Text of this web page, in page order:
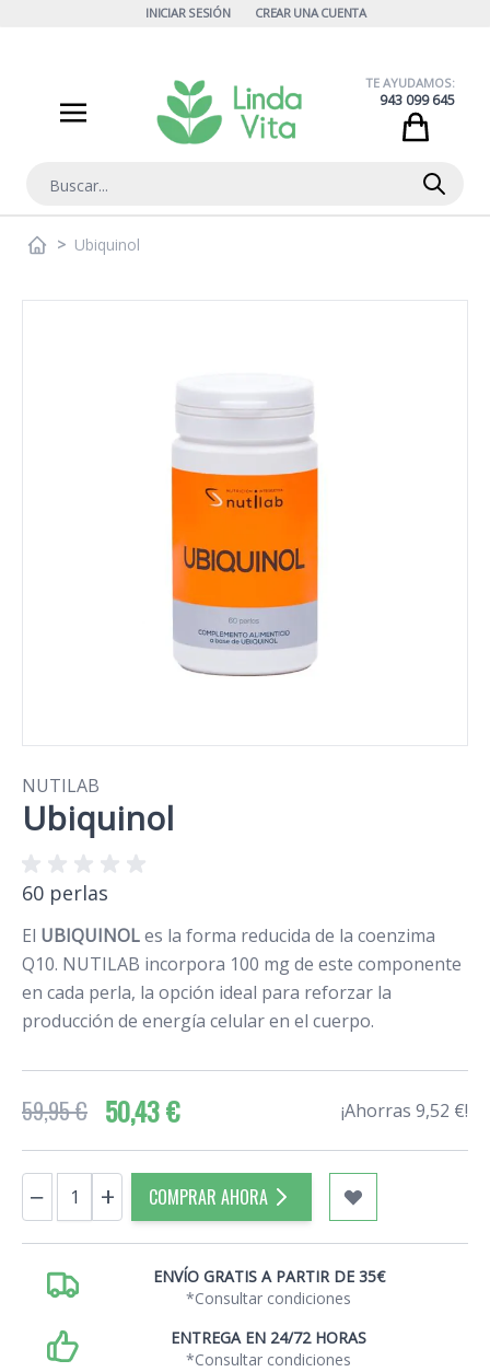
INICIAR SESIÓN CREAR UNA CUENTA
Buscar
TE AYUDAMOS:
943 099 645
> Ubiquinol
NUTILAB
Ubiquinol
60 perlas
El UBIQUINOLes la forma reducida de la coenzima
Q10. NUTILAB incorpora 100 mg de este componente
en cada perla, la opción ideal para reforzar la
producción de energía celular en el cuerpo.
59,95 € 50,43 € ¡Ahorras 9,52 €!
Cantidad
− + COMPRAR AHORA
ENVÍO GRATIS A PARTIR DE 35€
*Consultar condiciones
ENTREGA EN 24/72 HORAS
*Consultar condiciones